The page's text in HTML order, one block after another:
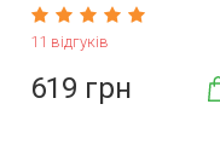
11 відгуків
619 грн